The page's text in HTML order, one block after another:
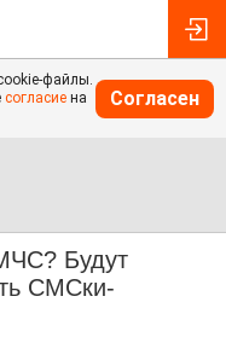
файлы.
согласие на
Согласен
Будут
СМСки-